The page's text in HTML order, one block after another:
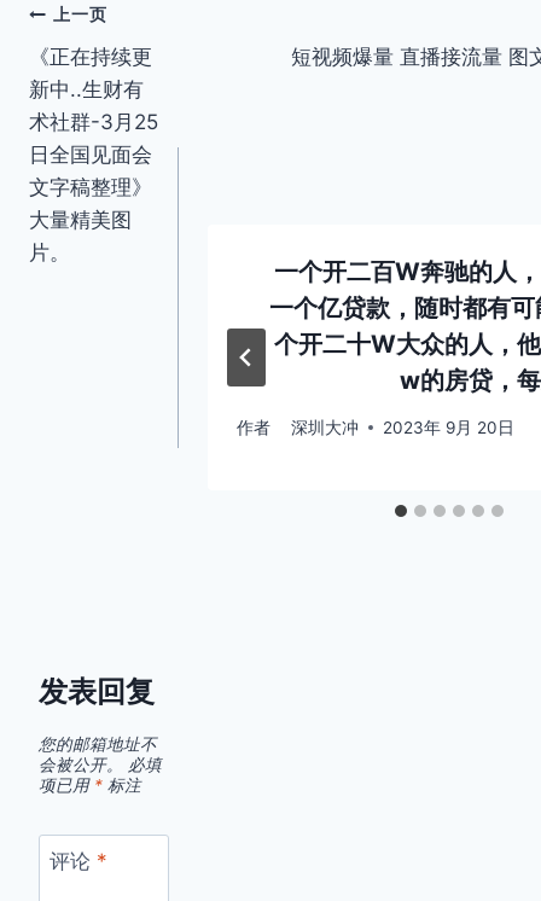
文
章
导
航
上一页
《正在持续更
新中..生财有
术社群-3月25
日全国见面会
文字稿整理》
大量精美图
片。
短视频爆量 直播接流量 图
事，自己
一个开二百W奔驰的人
一个亿贷款，随时都有
个开二十W大众的人，
w的房贷，
作者 深圳大冲 2023年 9月 20日
发表回复
您的邮箱地址不
会被公开。
必填
项已用 * 标注
评论 *